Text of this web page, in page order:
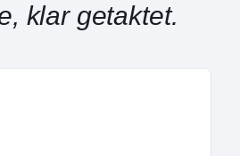
klar getaktet.